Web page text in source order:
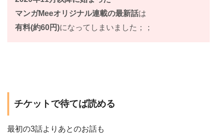
マンガMeeオリジナル連載の最新話は
有料(約60円)になってしまいました；；
チケットで待てば読める
最初の3話よりあとのお話も